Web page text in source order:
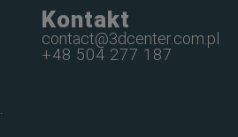
Kontakt
contact@3dcenter.com.pl
+48 504 277 187